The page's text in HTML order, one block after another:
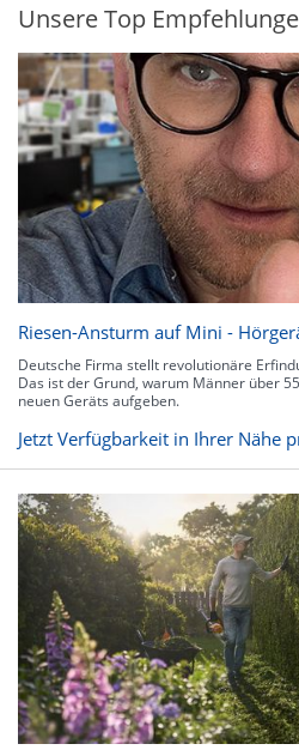
Unsere Top
Riesen-Ansturm auf Mini -
Deutsche Firma stellt revolutionäre
Das ist der Grund, warum Männer über
neuen Geräts aufgeben.
Jetzt Verfügbarkeit in Ihrer Nähe